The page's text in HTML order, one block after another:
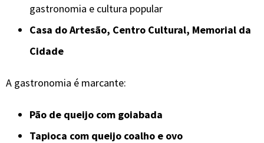
gastronomia e cultura popular
Casa do Artesão, Centro Cultural, Memorial da
Cidade
A gastronomia é marcante:
Pão de queijo com goiabada
Tapioca com queijo coalho e ovo